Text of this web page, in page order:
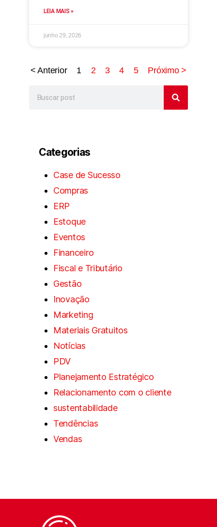
LEIA MAIS »
junho 29, 2026
< Anterior 1 2 3 4 5 Próximo >
Categorias
Case de Sucesso
Compras
ERP
Estoque
Eventos
Financeiro
Fiscal e Tributário
Gestão
Inovação
Marketing
Materiais Gratuitos
Notícias
PDV
Planejamento Estratégico
Relacionamento com o cliente
sustentabilidade
Tendências
Vendas